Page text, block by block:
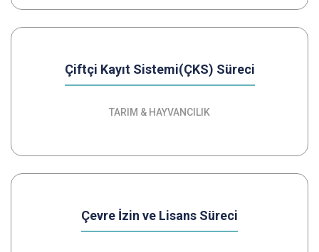
Çiftçi Kayıt Sistemi(ÇKS) Süreci
TARIM & HAYVANCILIK
Çevre İzin ve Lisans Süreci